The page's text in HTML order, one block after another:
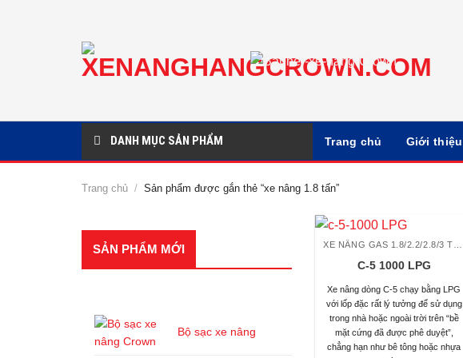
DANH MỤC SẢN PHẨM Trang chủ Giới thiệu
Trang chủ / Sản phẩm được gắn thẻ “xe nâng 1.8 tấn”
SẢN PHẨM MỚI
Bộ sạc xe nâng
C-5 1000 LPG
Xe nâng dòng C-5 chạy bằng LPG
với lốp đặc rất lý tưởng để sử dụng
trong nhà hoặc ngoài trời trên “bề
mặt cứng đã được phê duyệt”,
chẳng hạn như bê tông hoặc nhựa